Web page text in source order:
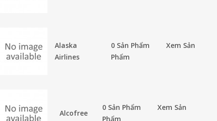
Alaska
Airlines
0 Sản Phẩm
Xem Sản
Phẩm
Alcofree
0 Sản Phẩm
Xem Sản
Phẩm